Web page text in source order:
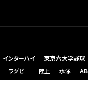
インターハイ 東京六大学野球
ラグビー 陸上 水泳